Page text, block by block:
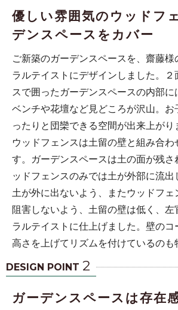
優しい雰囲気のウッドフ
デンスペースをカバー
ご新築のガーデンスペースを、齋藤
ラルテイストにデザインしました。
スで囲ったガーデンスペースの内部
ベンチや花壇など見どころが沢山。
ったりと団欒できる空間が出来上がり
ウッドフェンスは土留の壁と組み合わ
す。ガーデンスペースは土の面が残さ
ッドフェンスのみでは土が外部に流出
土が外に出ないよう、またウッドフ
阻害しないよう、土留の壁は低く、左
ラルテイストに仕上げました。壁の
高さを上げてリズムを付けているのも
DESIGN POINT 2
ガーデンスペースは存在